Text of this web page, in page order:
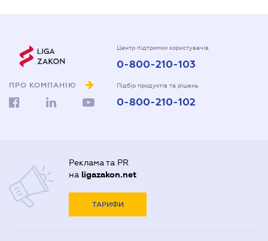
ПРО КОМПАНІЮ
Центр підтримки користувачів
0-800-210-103
Підбір продуктів та рішень
0-800-210-102
Реклама та PR
на ligazakon.net
ТАРИФИ